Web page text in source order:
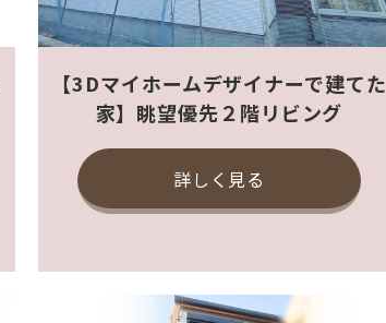
【3Dマイホームデザイナーで建てた
家】眺望優先２階リビング
詳しく見る